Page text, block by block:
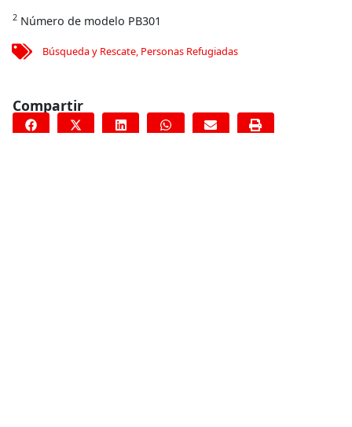
2 Número de modelo PB301
Búsqueda y Rescate, Personas Refugiadas
Compartir